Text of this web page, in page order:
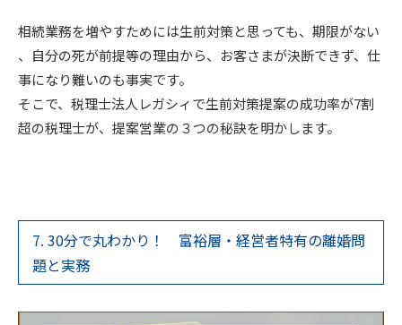
相続業務を増やすためには生前対策と思っても、期限がない
、自分の死が前提等の理由から、お客さまが決断できず、仕
事になり難いのも事実です。
そこで、税理士法人レガシィで生前対策提案の成功率が7割
超の税理士が、提案営業の３つの秘訣を明かします。
7. 30分で丸わかり！ 富裕層・経営者特有の離婚問
題と実務